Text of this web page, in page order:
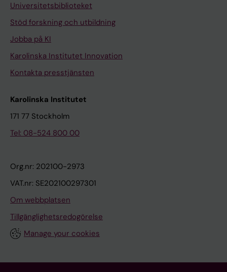
Universitetsbiblioteket
Stöd forskning och utbildning
Jobba på KI
Karolinska Institutet Innovation
Kontakta presstjänsten
Karolinska Institutet
171 77 Stockholm
Tel: 08-524 800 00
Org.nr: 202100-2973
VAT.nr: SE202100297301
Om webbplatsen
Tillgänglighetsredogörelse
Manage your cookies